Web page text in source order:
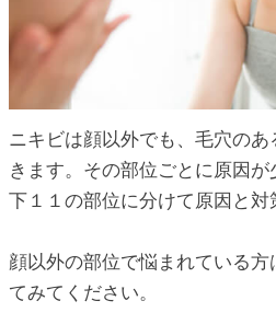
ニキビは顔以外でも、毛穴の
きます。その部位ごとに原因
下１１の部位に分けて原因と対
顔以外の部位で悩まれている
てみてください。